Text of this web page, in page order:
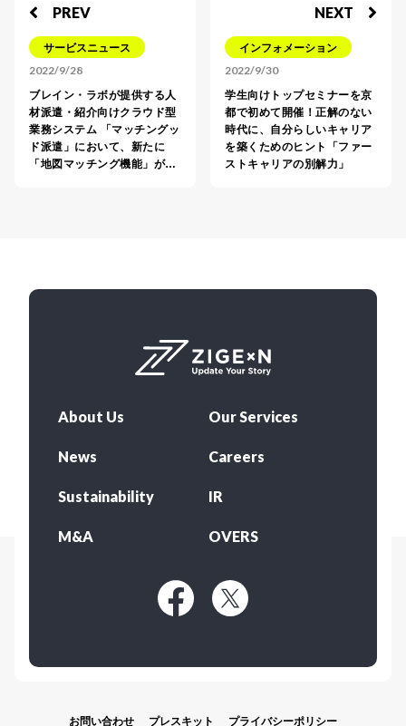
PREV
サービスニュース
2022/9/28
ブレイン・ラボが提供する人
材派遣・紹介向けクラウド型
業務システム 「マッチングッ
ド派遣」において、新たに
「地図マッチング機能」が…
NEXT
インフォメーション
2022/9/30
学生向けトップセミナーを京
都で初めて開催！正解のない
時代に、自分らしいキャリア
を築くためのヒント「ファー
ストキャリアの別解力」
About Us Our Services
News Careers
Sustainability IR
M&A OVERS
お問い合わせ プレスキット プライバシーポリシー